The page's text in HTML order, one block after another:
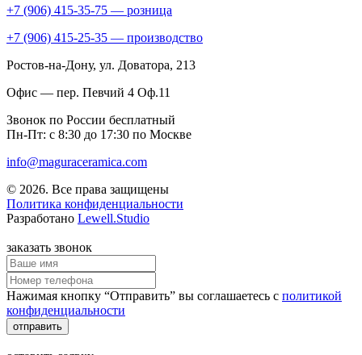
+7 (906) 415-35-75 — розница
+7 (906) 415-25-35 — производство
Ростов-на-Дону, ул. Доватора, 213
Офис — пер. Певчий 4 Оф.11
Звонок по России бесплатный
Пн-Пт: с 8:30 до 17:30 по Москве
info@maguraceramica.com
© 2026. Все права защищены
Политика конфиденциальности
Разработано Lewell.Studio
заказать звонок
Нажимая кнопку “Отправить” вы соглашаетесь с политикой
конфиденциальности
отправить